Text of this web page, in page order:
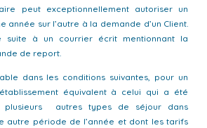
peut exceptionnellement autoriser un
année sur l’autre à la demande d’un Client.
à un courrier écrit mentionnant la
de report.
dans les conditions suivantes, pour un
équivalent à celui qui a été
plusieurs autres types de séjour dans
autre période de l’année et dont les tarifs